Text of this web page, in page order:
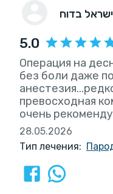
ישראל בדוח
5.0
Операция на
без боли даже
превосходная
очень
28.05.2026
Тип лечения: